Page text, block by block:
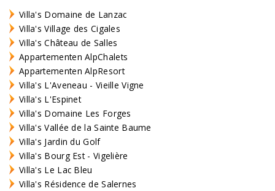
Villa's Domaine de Lanzac
Villa's Village des Cigales
Villa's Château de Salles
Appartementen AlpChalets
Appartementen AlpResort
Villa's L'Aveneau - Vieille Vigne
Villa's L'Espinet
Villa's Domaine Les Forges
Villa's Vallée de la Sainte Baume
Villa's Jardin du Golf
Villa's Bourg Est - Vigelière
Villa's Le Lac Bleu
Villa's Résidence de Salernes